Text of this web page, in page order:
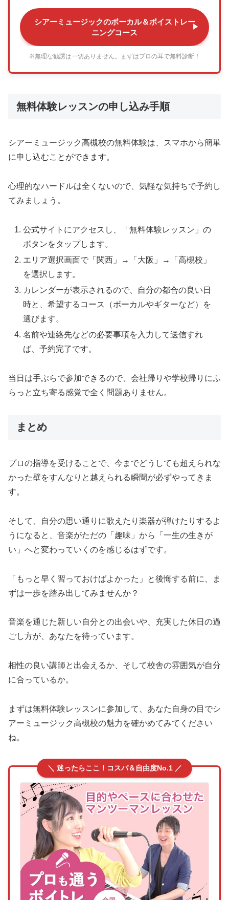
シアーミュージックのボーカル＆ボイストレー
ニングコース
※無理な勧誘は一切ありません。まずはプロの耳で無料診断！
無料体験レッスンの申し込み手順
シアーミュージック高槻校の無料体験は、スマホから簡単
に申し込むことができます。
心理的なハードルは全くないので、気軽な気持ちで予約し
てみましょう。
公式サイトにアクセスし、「無料体験レッスン」の
ボタンをタップします。
エリア選択画面で「関西」→「大阪」→「高槻校」
を選択します。
カレンダーが表示されるので、自分の都合の良い日
時と、希望するコース（ボーカルやギターなど）を
選びます。
名前や連絡先などの必要事項を入力して送信すれ
ば、予約完了です。
当日は手ぶらで参加できるので、会社帰りや学校帰りにふ
らっと立ち寄る感覚で全く問題ありません。
まとめ
プロの指導を受けることで、今までどうしても超えられな
かった壁をすんなりと越えられる瞬間が必ずやってきま
す。
そして、自分の思い通りに歌えたり楽器が弾けたりするよ
うになると、音楽がただの「趣味」から「一生の生きが
い」へと変わっていくのを感じるはずです。
「もっと早く習っておけばよかった」と後悔する前に、ま
ずは一歩を踏み出してみませんか？
音楽を通じた新しい自分との出会いや、充実した休日の過
ごし方が、あなたを待っています。
相性の良い講師と出会えるか、そして校舎の雰囲気が自分
に合っているか。
まずは無料体験レッスンに参加して、あなた自身の目でシ
アーミュージック高槻校の魅力を確かめてみてください
ね。
＼ 迷ったらここ！コスパ＆自由度No.1 ／